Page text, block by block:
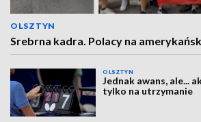
OLSZTYN
Srebrna kadra. Polacy na
OLSZTYN
Jednak awans, ale...
tylko na utrzymanie